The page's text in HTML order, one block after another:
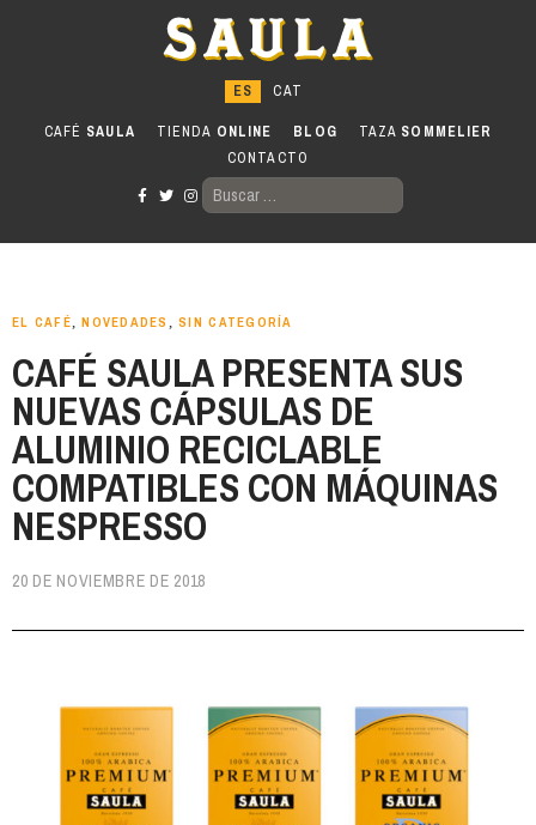
CAFÉ SAULA TIENDA ONLINE BLOG TAZA SOMMELIER
CONTACTO
BUSCAR:
EL CAFÉ,NOVEDADES ,SIN CATEGORÍA
CAFÉ SAULA PRESENTA SUS
NUEVAS CÁPSULAS DE
ALUMINIO RECICLABLE
COMPATIBLES CON MÁQUINAS
NESPRESSO
20 DE NOVIEMBRE DE 2018